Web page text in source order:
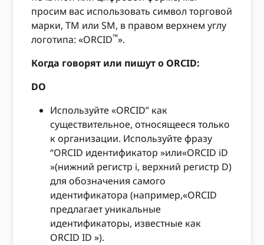
просим вас использовать символ торговой
марки, TM или SM, в правом верхнем углу
логотипа: «ORCID™».
Когда говорят или пишут о ORCID:
DO
Используйте «ORCID” как
существительное, относящееся только
к организации. Используйте фразу
“ORCID идентификатор »или«ORCID iD
»(нижний регистр i, верхний регистр D)
для обозначения самого
идентификатора (например,«ORCID
предлагает уникальные
идентификаторы, известные как
ORCID ID »).